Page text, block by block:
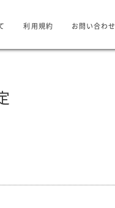
利用規約 お問い合わせ